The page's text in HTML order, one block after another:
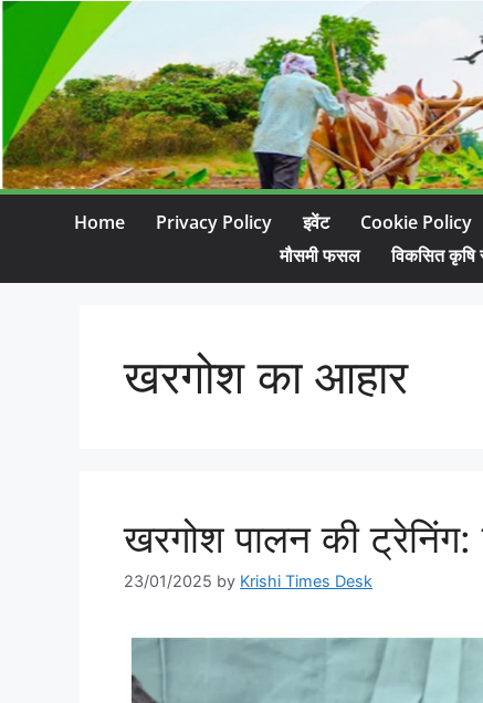
Home Privacy Policy इवेंट Cookie Policy
मौसमी फसल
विकसित कृषि
खरगोश का आहार
खरगोश पालन की ट्रेनिंग:
23/01/2025 by Krishi Times Desk